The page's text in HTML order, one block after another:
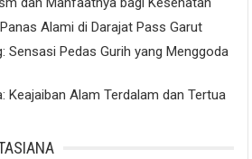
Alami di Darajat Pass Garut
Sensasi Pedas Gurih yang Menggoda
Keajaiban Alam Terdalam dan Tertua